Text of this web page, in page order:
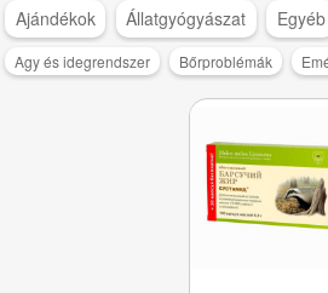
Ajándékok Állatgyógyászat Egyéb
Agy és idegrendszer Bőrproblémák